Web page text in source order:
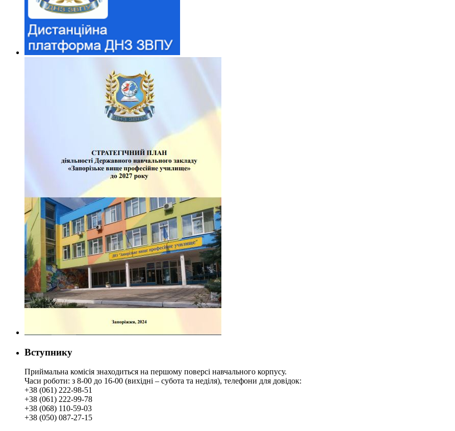
Вступнику
Приймальна комісія знаходиться на першому поверсі навчального корпусу.
Часи роботи: з 8-00 до 16-00 (вихідні – субота та неділя), телефони для довідок:
+38 (061) 222-98-51
+38 (061) 222-99-78
+38 (068) 110-59-03
+38 (050) 087-27-15